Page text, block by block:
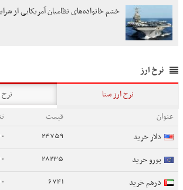
خشم خانواده‌های نظامیان آمریکایی از
نرخ ارز
نرخ ارز سنا
عنوان
قیمت
دلار خرید
24759
0 (0%)
یورو خرید 28235
0 (0%)
درهم خرید 6741
0 (0%)